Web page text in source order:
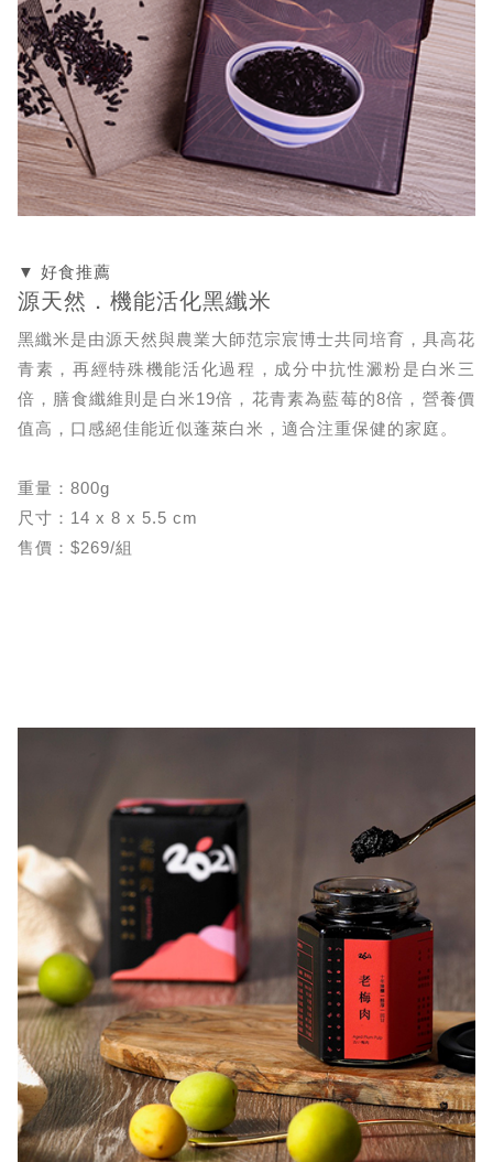
▼ 好食推薦
源天然．機能活化黑纖米
黑纖米是由源天然與農業大師范宗宸博士共同培育，具高花
青素，再經特殊機能活化過程，成分中抗性澱粉是白米三
倍，膳食纖維則是白米19倍，花青素為藍莓的8倍，營養價
值高，口感絕佳能近似蓬萊白米，適合注重保健的家庭。
重量：800g
尺寸：14 x 8 x 5.5 cm
售價：$269/組